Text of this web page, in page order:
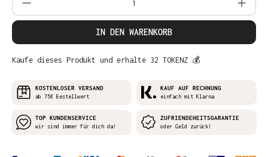
IN DEN WARENKORB
Kaufe dieses Produkt und erhalte 32 TOKENZ 💰
KOSTENLOSER VERSAND
ab 75€ Bestellwert
KAUF AUF RECHNUNG
einfach mit Klarna
TOP KUNDENSERVICE
wir sind immer für dich da!
ZUFRIENDEHEITSGARANTIE
oder Geld zurück!